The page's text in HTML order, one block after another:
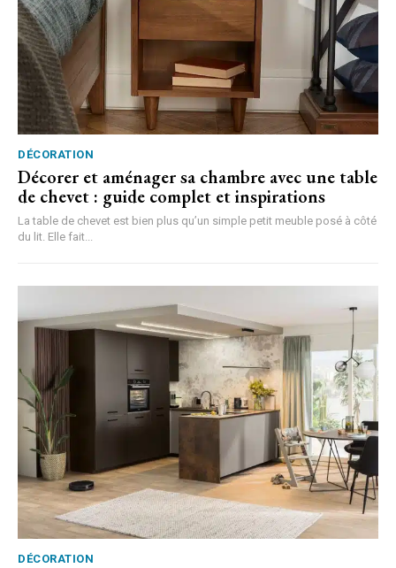
DÉCORATION
Décorer et aménager sa chambre avec une table
de chevet : guide complet et inspirations
La table de chevet est bien plus qu’un simple petit meuble posé à côté
du lit. Elle fait...
DÉCORATION